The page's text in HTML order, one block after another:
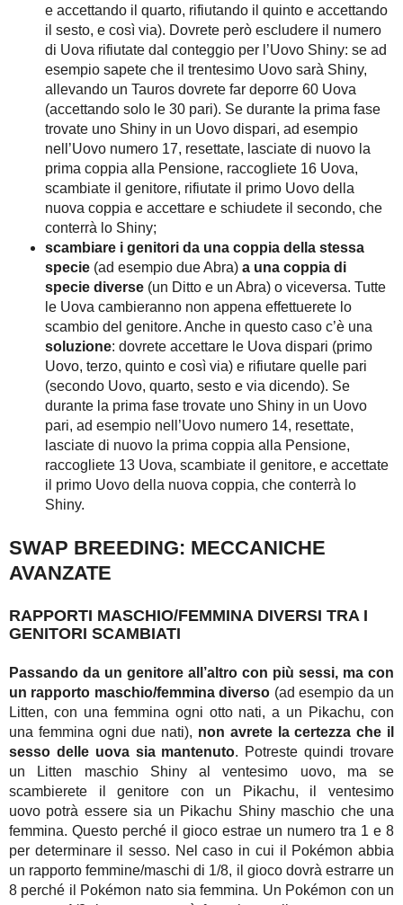
e accettando il quarto, rifiutando il quinto e accettando
il sesto, e così via). Dovrete però escludere il numero
di Uova rifiutate dal conteggio per l’Uovo Shiny: se ad
esempio sapete che il trentesimo Uovo sarà Shiny,
allevando un Tauros dovrete far deporre 60 Uova
(accettando solo le 30 pari). Se durante la prima fase
trovate uno Shiny in un Uovo dispari, ad esempio
nell’Uovo numero 17, resettate, lasciate di nuovo la
prima coppia alla Pensione, raccogliete 16 Uova,
scambiate il genitore, rifiutate il primo Uovo della
nuova coppia e accettare e schiudete il secondo, che
conterrà lo Shiny;
scambiare i genitori da una coppia della stessa
specie (ad esempio due Abra) a una coppia di
specie diverse (un Ditto e un Abra) o viceversa. Tutte
le Uova cambieranno non appena effettuerete lo
scambio del genitore. Anche in questo caso c’è una
soluzione: dovrete accettare le Uova dispari (primo
Uovo, terzo, quinto e così via) e rifiutare quelle pari
(secondo Uovo, quarto, sesto e via dicendo). Se
durante la prima fase trovate uno Shiny in un Uovo
pari, ad esempio nell’Uovo numero 14, resettate,
lasciate di nuovo la prima coppia alla Pensione,
raccogliete 13 Uova, scambiate il genitore, e accettate
il primo Uovo della nuova coppia, che conterrà lo
Shiny.
SWAP BREEDING: MECCANICHE
AVANZATE
RAPPORTI MASCHIO/FEMMINA DIVERSI TRA I
GENITORI SCAMBIATI
Passando da un genitore all’altro con più sessi, ma con
un rapporto maschio/femmina diverso (ad esempio da un
Litten, con una femmina ogni otto nati, a un Pikachu, con
una femmina ogni due nati), non avrete la certezza che il
sesso delle uova sia mantenuto. Potreste quindi trovare
un Litten maschio Shiny al ventesimo uovo, ma se
scambierete il genitore con un Pikachu, il ventesimo
uovo potrà essere sia un Pikachu Shiny maschio che una
femmina. Questo perché il gioco estrae un numero tra 1 e 8
per determinare il sesso. Nel caso in cui il Pokémon abbia
un rapporto femmine/maschi di 1/8, il gioco dovrà estrarre un
8 perché il Pokémon nato sia femmina. Un Pokémon con un